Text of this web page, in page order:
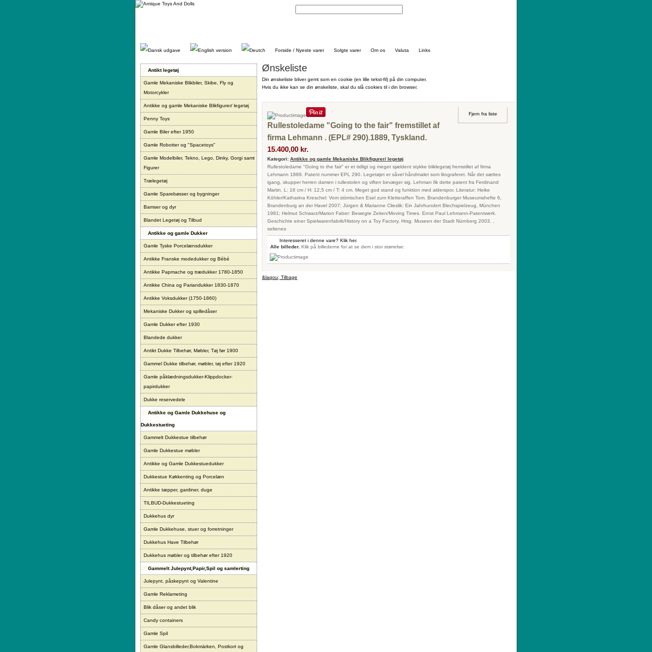
Gå
Forside / Nyeste varer Solgte varer Om os Valuta Links
Antikt legetøj
Gamle Mekaniske Blikbiler, Skibe, Fly og
Motorcykler
Antikke og gamle Mekaniske Blikfigurer/ legetøj
Penny Toys
Gamle Biler efter 1950
Gamle Robotter og "Spacetoys"
Gamle Modelbiler, Tekno, Lego, Dinky, Gorgi samt
Figurer
Trælegetøj
Gamle Sparebøsser og bygninger
Bamser og dyr
Blandet Legetøj og Tilbud
Antikke og gamle Dukker
Gamle Tyske Porcelænsdukker
Antikke Franske modedukker og Bébé
Antikke Papmache og trædukker 1780-1850
Antikke China og Pariandukker 1830-1870
Antikke Voksdukker (1750-1860)
Mekaniske Dukker og spilledåser
Gamle Dukker efter 1930
Blandede dukker
Antikt Dukke Tilbehør, Møbler, Tøj før 1900
Gammel Dukke tilbehør, møbler, tøj efter 1920
Gamle påklædningsdukker-Klippdocker-
papirdukker
Dukke reservedele
Antikke og Gamle Dukkehuse og
Dukkestueting
Gammelt Dukkestue tilbehør
Gamle Dukkestue møbler
Antikke og Gamle Dukkestuedukker
Dukkestue Køkkenting og Porcelæn
Antikke tæpper, gardiner, duge
TILBUD-Dukkestueting
Dukkehus dyr
Gamle Dukkehuse, stuer og forretninger
Dukkehus Have Tilbehør
Dukkehus møbler og tilbehør efter 1920
Gammelt Julepynt,Papir,Spil og samlerting
Julepynt, påskepynt og Valentine
Gamle Reklameting
Blik dåser og andet blik
Candy containers
Gamle Spil
Gamle Glansbilleder,Bokmärken, Postkort og
Ønskeliste
Din ønskeliste bliver gemt som en cookie (en lille tekst-fil) på din computer.
Hvis du ikke kan se din ønskeliste, skal du slå cookies til i din browser.
Fjern fra liste
Rullestoledame "Going to the fair" fremstillet af
firma Lehmann . (EPL# 290).1889, Tyskland.
15.400,00 kr.
Kategori: Antikke og gamle Mekaniske Blikfigurer/ legetøj
Rullestoledame "Going to the fair" er et tidligt og meget sjældent stykke bliklegetøj fremstillet af firma
Lehmann 1889. Patent nummer EPL 290. Legetøjet er såvel håndmalet som litograferet. Når det sættes
igang, skupper herren damen i rullestolen og viften bevæger sig. Lehman fik dette patent fra Ferdinand
Martin. L: 16 cm / H: 12,5 cm / T: 4 cm. Meget god stand og funktion med alderspor. Literatur: Heike
Köhler/Katharina Kreschel: Vom störrischen Esel zum Kletteraffen Tom. Brandenburger Museumshefte 6,
Brandenburg an der Havel 2007; Jürgen & Marianne Clieslik: Ein Jahrhundert Blechspielzeug, München
1981; Helmut Schwarz/Marion Faber: Bewegte Zeiten/Moving Times. Ernst Paul Lehmann-Patentwerk.
Geschichte einer Spielwarenfabrik/History on a Toy Factory, Hrsg. Museen der Stadt Nürnberg 2003. ,
seltenes
Interesseret i denne vare? Klik her.
Alle billeder. Klik på billederne for at se dem i stor størrelse:
&laqou; Tilbage